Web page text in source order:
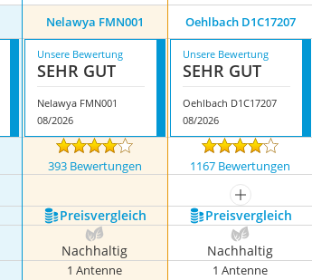
Nelawya FMN001 Oehlbach D1C17207
Unsere Bewertung
SEHR GUT
Nelawya FMN001
08/2026
Unsere Bewertung
SEHR GUT
Oehlbach D1C17207
08/2026
393 Bewertungen 1167 Bewertungen
mehr anzeigen
Preis­vergleich Preis­vergleich
Nachhaltig Nachhaltig
1 Antenne 1 Antenne